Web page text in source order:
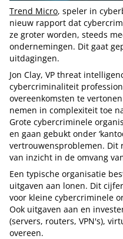
Trend Micro, speler in
nieuw rapport dat
ze groter worden, steeds
ondernemingen. Dit gaat
uitdagingen.
Jon Clay, VP threat
cybercriminaliteit
overeenkomsten te
nemen in complexiteit toe
Grote cybercriminele
en gaan gebukt onder
vertrouwensproblemen.
van inzicht in de omvang
Een typische organisatie
uitgaven aan lonen. Dit
voor kleine cybercriminele
Ook uitgaven aan en
(servers, routers, VPN's),
overeen.